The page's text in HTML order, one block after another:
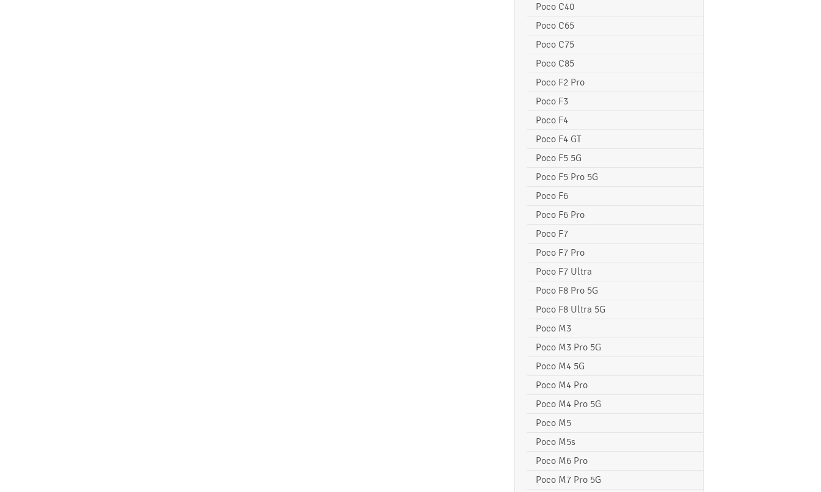
Poco C40
Poco C65
Poco C75
Poco C85
Poco F2 Pro
Poco F3
Poco F4
Poco F4 GT
Poco F5 5G
Poco F5 Pro 5G
Poco F6
Poco F6 Pro
Poco F7
Poco F7 Pro
Poco F7 Ultra
Poco F8 Pro 5G
Poco F8 Ultra 5G
Poco M3
Poco M3 Pro 5G
Poco M4 5G
Poco M4 Pro
Poco M4 Pro 5G
Poco M5
Poco M5s
Poco M6 Pro
Poco M7 Pro 5G